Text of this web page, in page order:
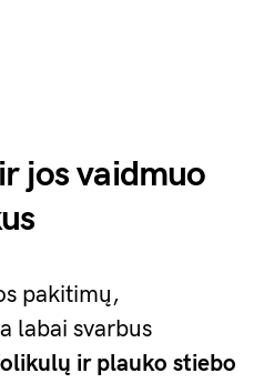
jos vaidmuo
pakitimų,
labai svarbus
ir plauko stiebo